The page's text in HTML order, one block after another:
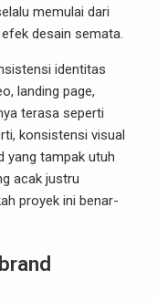
memulai dari
desain semata.
identitas
landing page,
terasa seperti
konsistensi visual
yang tampak utuh
acak justru
proyek ini benar-